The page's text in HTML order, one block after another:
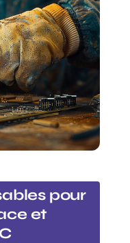
pour
et